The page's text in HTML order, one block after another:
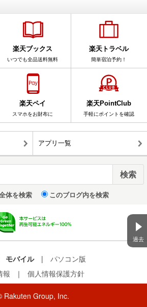
過去
楽天ブックス
いつでも全品送料無料
楽天トラベル
簡単宿泊予約！
楽天ペイ
スマホをお財布に
楽天PointClub
手軽にポイントを確認
アプリ一覧
体を検索 このブログ内を検索
モバイル |
パソコン版
報
｜ 個人情報保護方針
Rakuten Group, Inc.